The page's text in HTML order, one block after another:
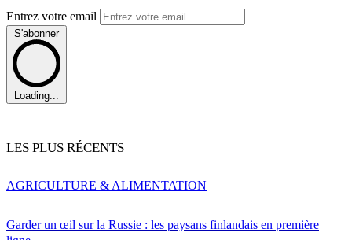
Entrez votre email
S'abonner
Loading...
LES PLUS RÉCENTS
Garder un œil sur la Russie : les paysans finlandais en première
AGRICULTURE & ALIMENTATION